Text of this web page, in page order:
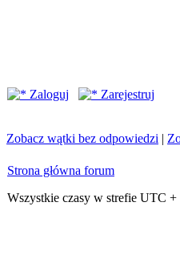
Zaloguj
Zarejestruj
Zobacz wątki bez odpowiedzi |
Strona główna forum
Wszystkie czasy w strefie UTC +